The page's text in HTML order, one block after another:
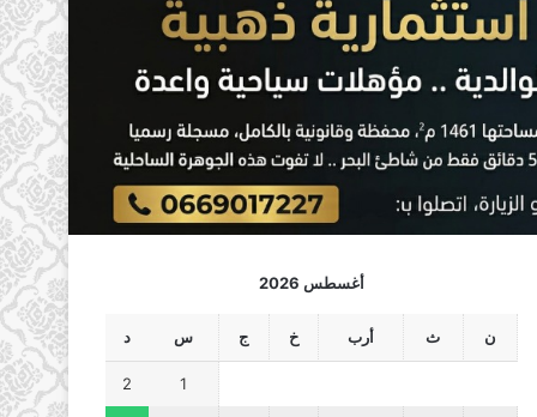
أغسطس 2026
ن ث أرب خ ج س د
1
2